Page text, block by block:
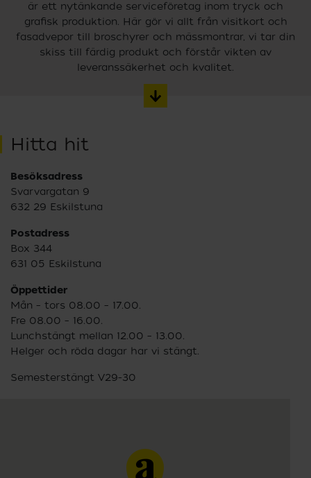
är ett nytänkande serviceföretag inom tryck och
grafisk produktion. Här gör vi allt från visitkort och
fasadvepor till broschyrer och mässmontrar, vi tar din
skiss till färdig produkt och förstår vikten av
leveranssäkerhet och kvalitet.
Hitta hit
Besöksadress
Svarvargatan 9
632 29 Eskilstuna
Postadress
Box 344
631 05 Eskilstuna
Öppettider
Mån – tors 08.00 – 17.00.
Fre 08.00 – 16.00.
Lunchstängt mellan 12.00 – 13.00.
Helger och röda dagar har vi stängt.
Semesterstängt V29-30